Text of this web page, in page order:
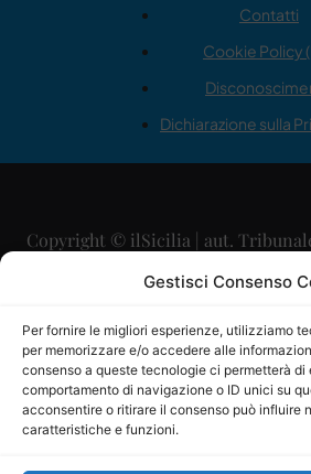
Gestisci Consenso
Per fornire le migliori esperienze, utilizziamo
per memorizzare e/o accedere alle
consenso a queste tecnologie ci permetterà di
comportamento di navigazione o ID unici su
acconsentire o ritirare il consenso può influire
caratteristiche e funzioni.
Contatti
Cookie Policy
Dichiarazione sulla
Copyright © ilSicilia | aut.
29/09/2015
Direttore Editoriale:
Direttore Responsabile: